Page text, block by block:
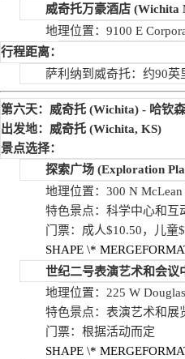
威奇托万豪酒店(Wichita
地理位置：9100 E
行程距离：
萨利纳到威奇托：约90英
第六天：威奇托 (Wichita) - 哈钦森
出发地：威奇托 (Wichita, KS)
景点选择：
探索广场(Exploration
地理位置：300 N
特色景点：科学中心和互
门票：成人$10.50，儿童
SHAPE \*
世纪二号表演艺术和会议
地理位置：225 W
特色景点：表演艺术和展
门票：根据活动而定
SHAPE \*